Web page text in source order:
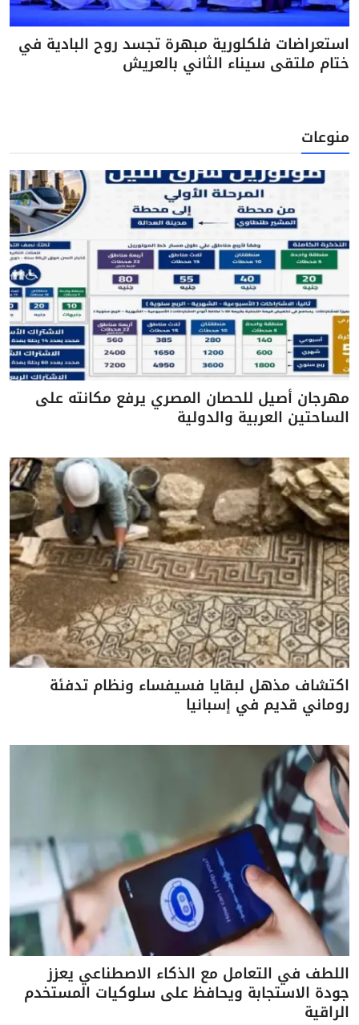
استعراضات فلكلورية مبهرة تجسد روح البادية في
ختام ملتقى سيناء الثاني بالعريش
منوعات
مهرجان أصيل للحصان المصري يرفع مكانته على
الساحتين العربية والدولية
اكتشاف مذهل لبقايا فسيفساء ونظام تدفئة
روماني قديم في إسبانيا
اللطف في التعامل مع الذكاء الاصطناعي يعزز
جودة الاستجابة ويحافظ على سلوكيات المستخدم
الراقية